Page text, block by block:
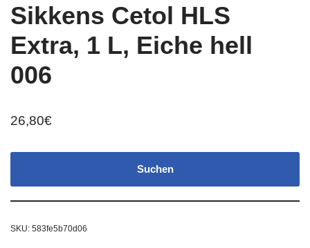
Sikkens Cetol HLS
Extra, 1 L, Eiche hell
006
26,80€
Suchen
SKU: 583fe5b70d06